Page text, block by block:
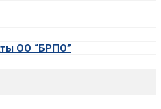
ОО “БРПО”